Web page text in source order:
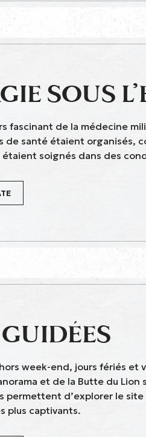
SOUS
fascinant de la médecine
de santé étaient organisés,
soignés dans des
week-end, jours fériés et
et de la Butte du
permettent d’explorer le
plus captivants.